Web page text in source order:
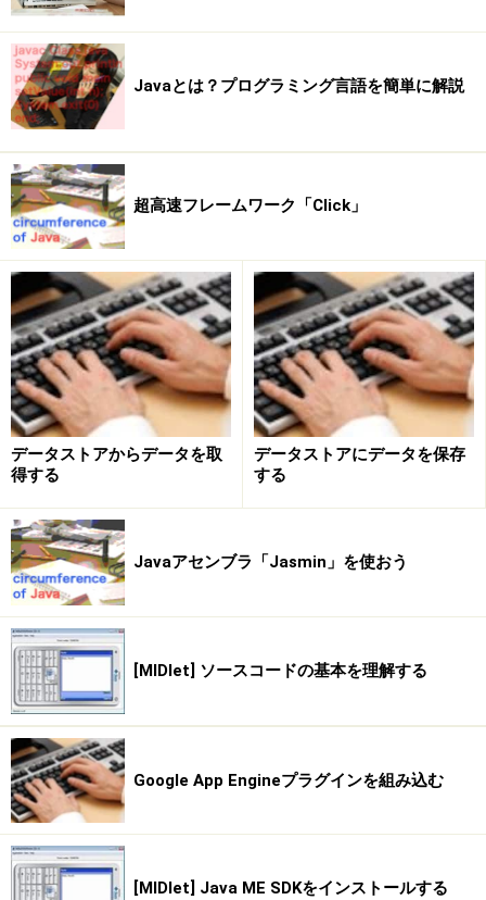
では描画メソッドの説明です
※記事内容は執筆時点のものです。最新の内容をご確認くださ
い。
※OSやアプリ、ソフトのバージョンによっては画面表示、操作方
法が異なる可能性があります。
1/4 次のページへ
Javaとは？プログラミング言語を簡単に解説
超高速フレームワーク「Click」
データストアからデータを取
得する
データストアにデータを保存
する
Javaアセンブラ「Jasmin」を使おう
[MIDlet] ソースコードの基本を理解する
Google App Engineプラグインを組み込む
[MIDlet] Java ME SDKをインストールする